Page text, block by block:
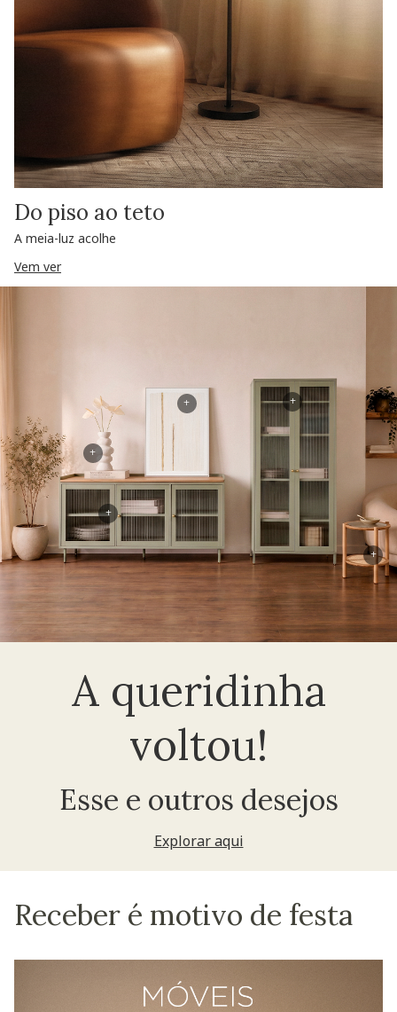
Do piso ao teto
A meia-luz acolhe
Vem ver
A queridinha
voltou!
Esse e outros desejos
Explorar aqui
+
+
+
+
+
Receber é motivo de festa